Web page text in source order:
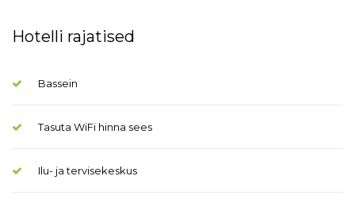
Hotelli rajatised
Bassein
Tasuta WiFi hinna sees
Ilu- ja tervisekeskus